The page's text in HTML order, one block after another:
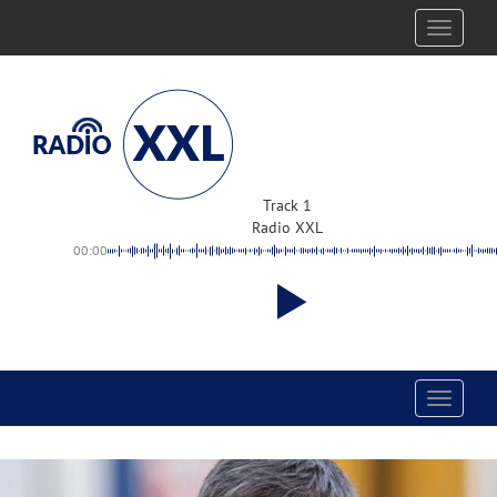
Toggle
Track 1
Radio XXL
00:00
Toggle